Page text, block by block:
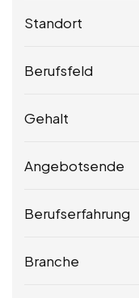
Standort
Berufsfeld
Gehalt
Angebotsende
Berufserfahrung
Branche